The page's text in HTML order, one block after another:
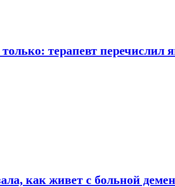
терапевт перечислил
как живет с больной